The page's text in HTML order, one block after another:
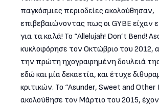
παγκόσμιες περιοδείες ακολούθησαν,
επιβεβαιώνοντας πως οι GYBE είχαν
για τα καλά! Το “Allelujah! Don’t Bend!
κυκλοφόρησε τον Οκτώβριο του 2012,
την πρώτη ηχογραφημένη δουλειά
εδώ και μία δεκαετία, και έτυχε
κριτικών. Το “Asunder, Sweet and
ακολούθησε τον Μάρτιο του 2015,